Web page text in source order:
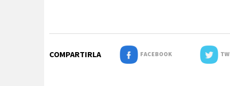
COMPARTIRLA FACEBOOK